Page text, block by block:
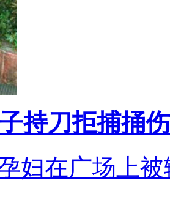
持刀拒捕捅
妇在广场上